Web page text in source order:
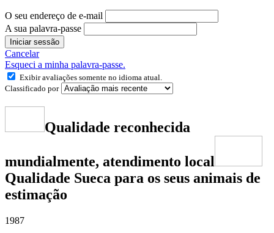
O seu endereço de e-mail
A sua palavra-passe
Iniciar sessão
Cancelar
Esqueci a minha palavra-passe.
Exibir avaliações somente no idioma atual.
Classificado por
Qualidade reconhecida
mundialmente, atendimento local
Qualidade Sueca para os seus animais de
estimação
1987